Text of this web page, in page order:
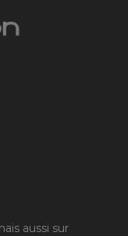
aussi sur